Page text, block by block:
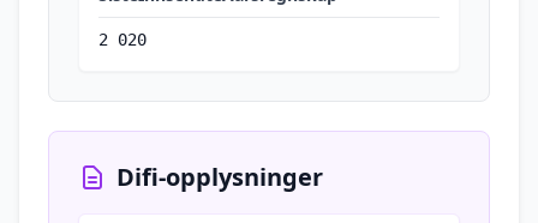
2 020
Difi-opplysninger